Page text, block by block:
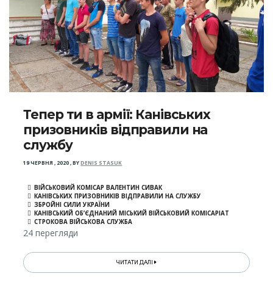
Тепер ти в армії: Канівських
призовників відправили на
службу
19 ЧЕРВНЯ , 2020,BYDENIS STASUK
ВІЙСЬКОВИЙ КОМІСАР ВАЛЕНТИН СИВАК
КАНІВСЬКИХ ПРИЗОВНИКІВ ВІДПРАВИЛИ НА СЛУЖБУ
ЗБРОЙНІ СИЛИ УКРАЇНИ
КАНІВСЬКИЙ ОБ’ЄДНАНИЙ МІСЬКИЙ ВІЙСЬКОВИЙ КОМІСАРІАТ
СТРОКОВА ВІЙСЬКОВА СЛУЖБА
24 перегляди
ЧИТАТИ ДАЛІ